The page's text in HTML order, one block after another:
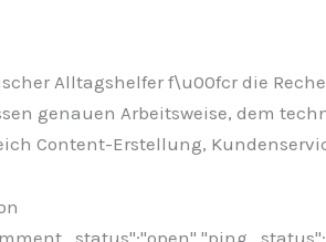
Alltagshelfer f\u00fcr die
genauen Arbeitsweise, dem
Content-Erstellung,